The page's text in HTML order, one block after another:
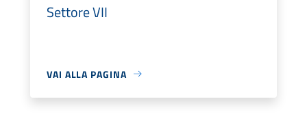
Settore VII
VAI ALLA PAGINA